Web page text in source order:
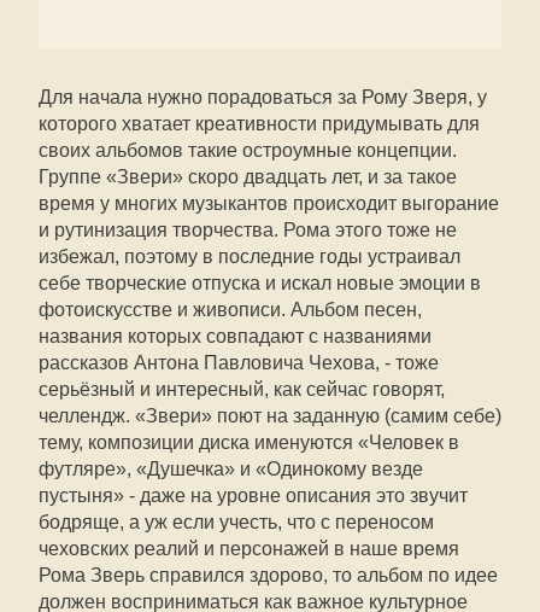
Для начала нужно порадоваться за Рому Зверя, у
которого хватает креативности придумывать для
своих альбомов такие остроумные концепции.
Группе «Звери» скоро двадцать лет, и за такое
время у многих музыкантов происходит выгорание
и рутинизация творчества. Рома этого тоже не
избежал, поэтому в последние годы устраивал
себе творческие отпуска и искал новые эмоции в
фотоискусстве и живописи. Альбом песен,
названия которых совпадают с названиями
рассказов Антона Павловича Чехова, - тоже
серьёзный и интересный, как сейчас говорят,
челлендж. «Звери» поют на заданную (самим себе)
тему, композиции диска именуются «Человек в
футляре», «Душечка» и «Одинокому везде
пустыня» - даже на уровне описания это звучит
бодряще, а уж если учесть, что с переносом
чеховских реалий и персонажей в наше время
Рома Зверь справился здорово, то альбом по идее
должен восприниматься как важное культурное